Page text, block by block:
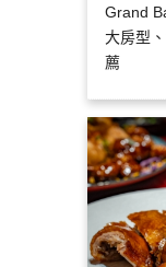
Grand
大房型
薦